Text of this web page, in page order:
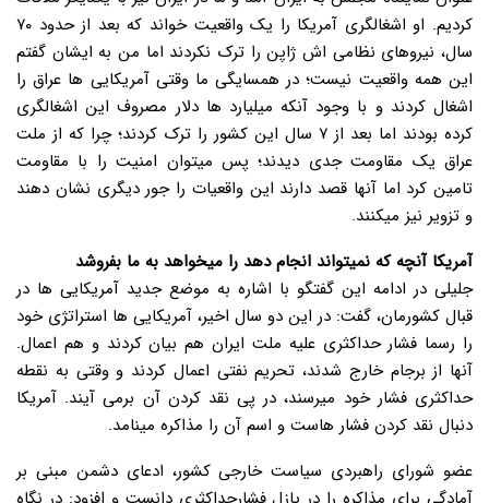
کردیم. او اشغالگری آمریکا را یک واقعیت خواند که بعد از حدود ۷۰
سال، نیروهای نظامی اش ژاپن را ترک نکردند اما من به ایشان گفتم
این همه واقعیت نیست؛ در همسایگی ما وقتی آمریکایی ها عراق را
اشغال کردند و با وجود آنکه میلیارد ها دلار مصروف این اشغالگری
کرده بودند اما بعد از ۷ سال این کشور را ترک کردند؛ چرا که از ملت
عراق یک مقاومت جدی دیدند؛ پس میتوان امنیت را با مقاومت
تامین کرد اما آنها قصد دارند این واقعیات را جور دیگری نشان دهند
و تزویر نیز میکنند.
آمریکا آنچه که نمیتواند انجام دهد را میخواهد به ما بفروشد
جلیلی در ادامه این گفتگو با اشاره به موضع جدید آمریکایی ها در
قبال کشورمان، گفت: در این دو سال اخیر، آمریکایی ها استراتژی خود
را رسما فشار حداکثری علیه ملت ایران هم بیان کردند و هم اعمال.
آنها از برجام خارج شدند، تحریم نفتی اعمال کردند و وقتی به نقطه
حداکثری فشار خود میرسند، در پی نقد کردن آن برمی آیند. آمریکا
دنبال نقد کردن فشار هاست و اسم آن را مذاکره مینامد.
عضو شورای راهبردی سیاست خارجی کشور، ادعای دشمن مبنی بر